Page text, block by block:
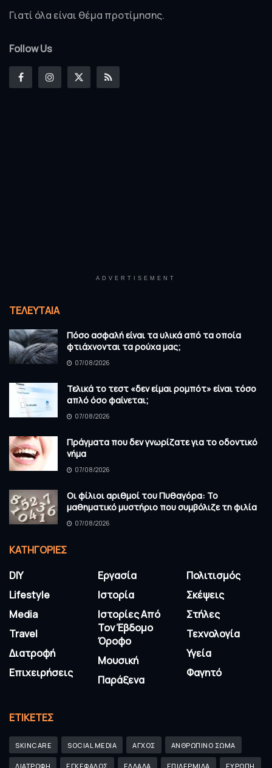
Γιατί όλα είναι θέμα προτίμησης.
Follow Us
ADVERTISEMENT
ΤΕΛΕΥΤΑΊΑ
Πόσο ασφαλή είναι τα υλικά από τα οποία
φτιάχνονται τα ρούχα μας;
07/08/2026
Τελικά το τεστ «δεν είμαι ρομπότ» είναι τόσο
απλό όσο φαίνεται;
07/08/2026
Πράγματα που δεν γνωρίζατε για το οδοντικό
νήμα
07/08/2026
Οι φίλιοι αριθμοί του Πυθαγόρα: Το
μαθηματικό μυστήριο που συμβόλιζε τη φιλία
07/08/2026
KΑΤΗΓΟΡΊΕΣ
DIY
Lifestyle
Media
Travel
Διατροφή
Επιχειρήσεις
Εργασία
Ιστορία
Ιστορίες Από
Τον Έβδομο
Όροφο
Μουσική
Παράξενα
Πολιτισμός
Σκέψεις
Στήλες
Τεχνολογία
Υγεία
Φαγητό
ΕΤΙΚΈΤΕΣ
SKINCARE SOCIAL MEDIA ΑΓΧΟΣ ΑΝΘΡΩΠΙΝΟ ΣΩΜΑ
ΔΙΑΤΡΟΦΗ ΕΓΚΕΦΑΛΟΣ ΕΛΛΑΔΑ ΕΠΙΔΕΡΜΙΔΑ ΕΥΡΩΠΗ